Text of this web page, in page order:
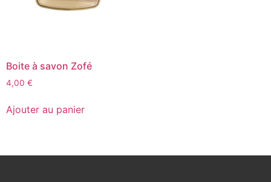
Boite à savon Zofé
4,00 €
Ajouter au panier